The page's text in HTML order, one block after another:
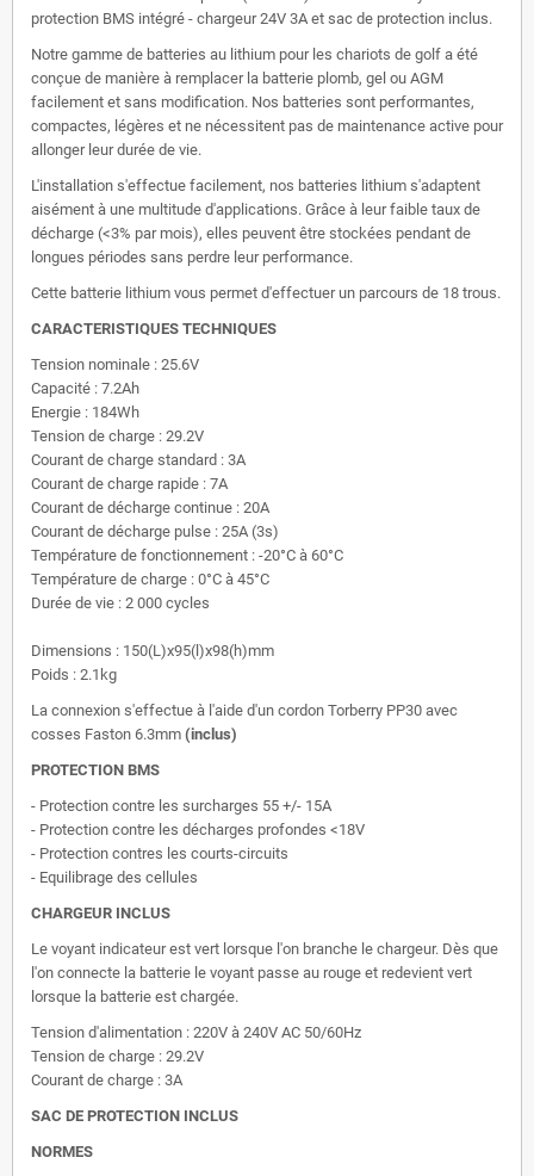
protection BMS intégré - chargeur 24V 3A et sac de protection inclus.
Notre gamme de batteries au lithium pour les chariots de golf a été
conçue de manière à remplacer la batterie plomb, gel ou AGM
facilement et sans modification. Nos batteries sont performantes,
compactes, légères et ne nécessitent pas de maintenance active pour
allonger leur durée de vie.
L'installation s'effectue facilement, nos batteries lithium s'adaptent
aisément à une multitude d'applications. Grâce à leur faible taux de
décharge (<3% par mois), elles peuvent être stockées pendant de
longues périodes sans perdre leur performance.
Cette batterie lithium vous permet d'effectuer un parcours de 18 trous.
CARACTERISTIQUES TECHNIQUES
Tension nominale : 25.6V
Capacité : 7.2Ah
Energie : 184Wh
Tension de charge : 29.2V
Courant de charge standard : 3A
Courant de charge rapide : 7A
Courant de décharge continue : 20A
Courant de décharge pulse : 25A (3s)
Température de fonctionnement : -20°C à 60°C
Température de charge : 0°C à 45°C
Durée de vie : 2 000 cycles
Dimensions : 150(L)x95(l)x98(h)mm
Poids : 2.1kg
La connexion s'effectue à l'aide d'un cordon Torberry PP30 avec
cosses Faston 6.3mm (inclus)
PROTECTION BMS
- Protection contre les surcharges 55 +/- 15A
- Protection contre les décharges profondes <18V
- Protection contres les courts-circuits
- Equilibrage des cellules
CHARGEUR INCLUS
Le voyant indicateur est vert lorsque l'on branche le chargeur. Dès que
l'on connecte la batterie le voyant passe au rouge et redevient vert
lorsque la batterie est chargée.
Tension d'alimentation : 220V à 240V AC 50/60Hz
Tension de charge : 29.2V
Courant de charge : 3A
SAC DE PROTECTION INCLUS
NORMES